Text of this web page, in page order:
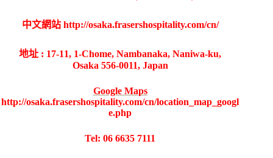
中文網站 http://osaka.frasershospitality.com/cn/
地址 : 17-11, 1-Chome, Nambanaka, Naniwa-ku,
Osaka 556-0011, Japan
Google Maps
http://osaka.frasershospitality.com/cn/location_map_googl
e.php
Tel: 06 6635 7111